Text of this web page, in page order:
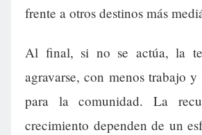
frente a otros destinos más
Al final, si no se actúa, la
agravarse, con menos trabajo y
para la comunidad. La
crecimiento dependen de un